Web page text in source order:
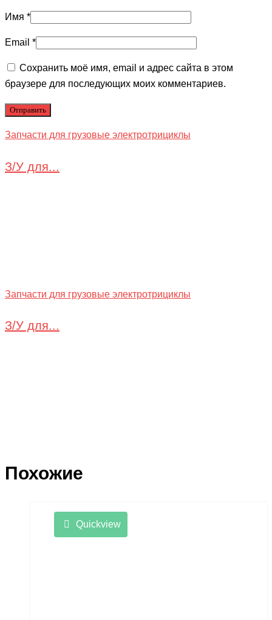
Имя *
Email *
Сохранить моё имя, email и адрес сайта в этом
браузере для последующих моих комментариев.
Запчасти для грузовые электротрициклы
З/У для...
Запчасти для грузовые электротрициклы
З/У для...
Похожие
Quickview